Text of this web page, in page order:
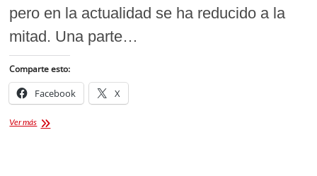
pero en la actualidad se ha reducido a la
mitad. Una parte…
Comparte esto:
Facebook X
Ver másSequía